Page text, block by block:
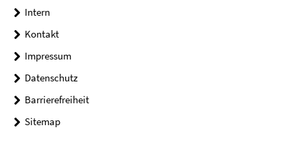
Intern
Kontakt
Impressum
Datenschutz
Barrierefreiheit
Sitemap